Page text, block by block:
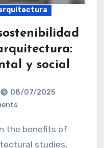
y social
08/07/2025
studies,